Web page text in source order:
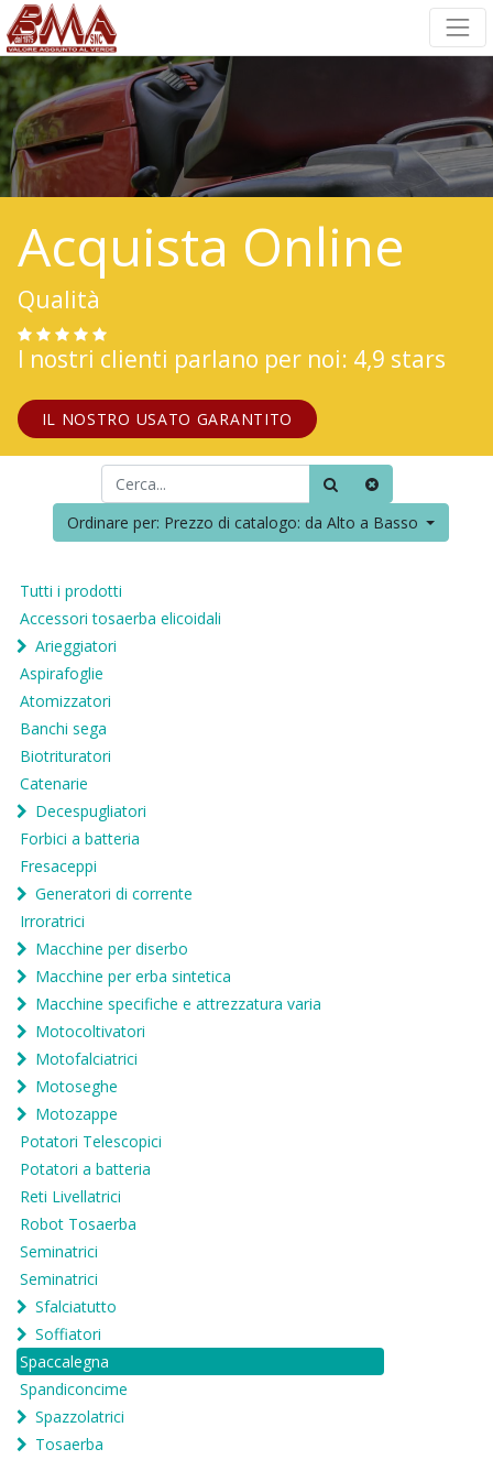
Acquista Online
Qualità
I nostri clienti parlano per noi: 4,9 stars
IL NOSTRO USATO GARANTITO
Ordinare per: Prezzo di catalogo: da Alto a Basso
Tutti i prodotti
Accessori tosaerba elicoidali
Arieggiatori
Aspirafoglie
Atomizzatori
Banchi sega
Biotrituratori
Catenarie
Decespugliatori
Forbici a batteria
Fresaceppi
Generatori di corrente
Irroratrici
Macchine per diserbo
Macchine per erba sintetica
Macchine specifiche e attrezzatura varia
Motocoltivatori
Motofalciatrici
Motoseghe
Motozappe
Potatori Telescopici
Potatori a batteria
Reti Livellatrici
Robot Tosaerba
Seminatrici
Seminatrici
Sfalciatutto
Soffiatori
Spaccalegna
Spandiconcime
Spazzolatrici
Tosaerba